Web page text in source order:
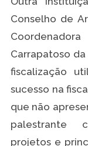
Conselho de
Carrapatoso
fiscalização
sucesso na
que não
palestrante
projetos e